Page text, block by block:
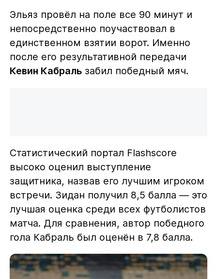
Эльяз провёл на поле все 90 минут и
непосредственно поучаствовал в
единственном взятии ворот. Именно
после его результативной передачи
Кевин Кабральзабил победный мяч.
Статистический портал Flashscore
высоко оценил выступление
защитника, назвав его лучшим игроком
встречи. Зидан получил 8,5 балла — это
лучшая оценка среди всех футболистов
матча. Для сравнения, автор победного
гола Кабраль был оценён в 7,8 балла.